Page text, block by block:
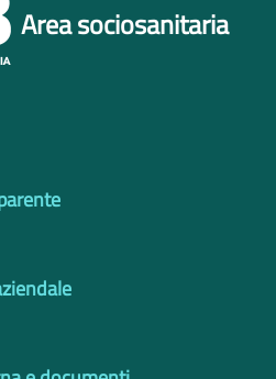
Area sociosanitaria